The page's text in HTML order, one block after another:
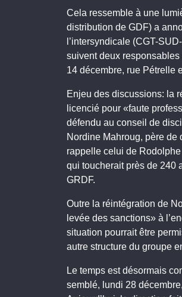
Cela ressemble à une
distribution de GDF) a
l’intersyndicale (CGT-
suivent deux
14 décembre, rue Pétrelle
Enjeu des discussions: la
licencié pour «faute
défendu au conseil de
Nordine Mahroug, père de
rappelle celui de
qui toucherait près de 240
GRDF.
Outre la réintégration de
levée des sanctions» à
situation pourrait être
autre structure du groupe
Le temps est désormais
semblé, lundi 28